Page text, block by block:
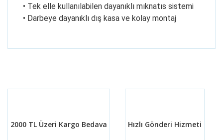
• Tek elle kullanılabilen dayanıklı mıknatıs sistemi
• Darbeye dayanıklı dış kasa ve kolay montaj
Yorum Yaz
Ürün bilgilerinde hatalar bulunuyor.
2000 TL Üzeri Kargo Bedava Hızlı Gönderi Hizmeti